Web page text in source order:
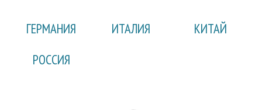
ГЕРМАНИЯ ИТАЛИЯ
КИТАЙ
РОССИЯ